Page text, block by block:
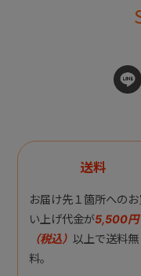
送料
お届け先１箇所へのお
い上げ代金が5,500円
（税込） 以上で送料無
料。